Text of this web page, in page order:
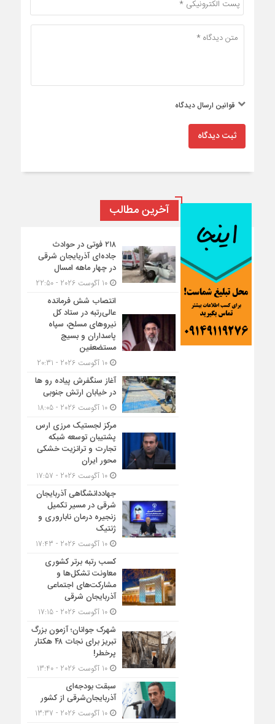
قوانین ارسال دیدگاه
ثبت دیدگاه
آخرین مطالب
۲۱۸ فوتی در حوادث
جاده‌ای آذربایجان شرقی
در چهار ماهه امسال
10 آگوست 2026 - 22:50
انتصاب شش فرمانده
عالی‌رتبه در ستاد کل
نیروهای مسلح، سپاه
پاسداران و بسیج
مستضعفین
10 آگوست 2026 - 20:31
آغاز سنگفرش پیاده رو ها
در خیابان ارتش جنوبی
10 آگوست 2026 - 18:05
مرکز لجستیک مرزی ارس
پشتیبان توسعه شبکه
تجارت و ترانزیت خشکی
محور ایران
10 آگوست 2026 - 17:57
جهاددانشگاهی آذربایجان
شرقی در مسیر تکمیل
زنجیره درمان ناباروری و
ژنتیک
10 آگوست 2026 - 17:43
کسب رتبه برتر کشوری
معاونت تشکل‌ها و
مشارکت‌های اجتماعی
آذربایجان شرقی
10 آگوست 2026 - 17:15
شهرک جوانان؛ آزمون بزرگ
تبریز برای نجات ۴۸ هکتار
پرخطر!
10 آگوست 2026 - 13:40
سبقت بودجه‌ای
آذربایجان‌شرقی از کشور
10 آگوست 2026 - 13:37